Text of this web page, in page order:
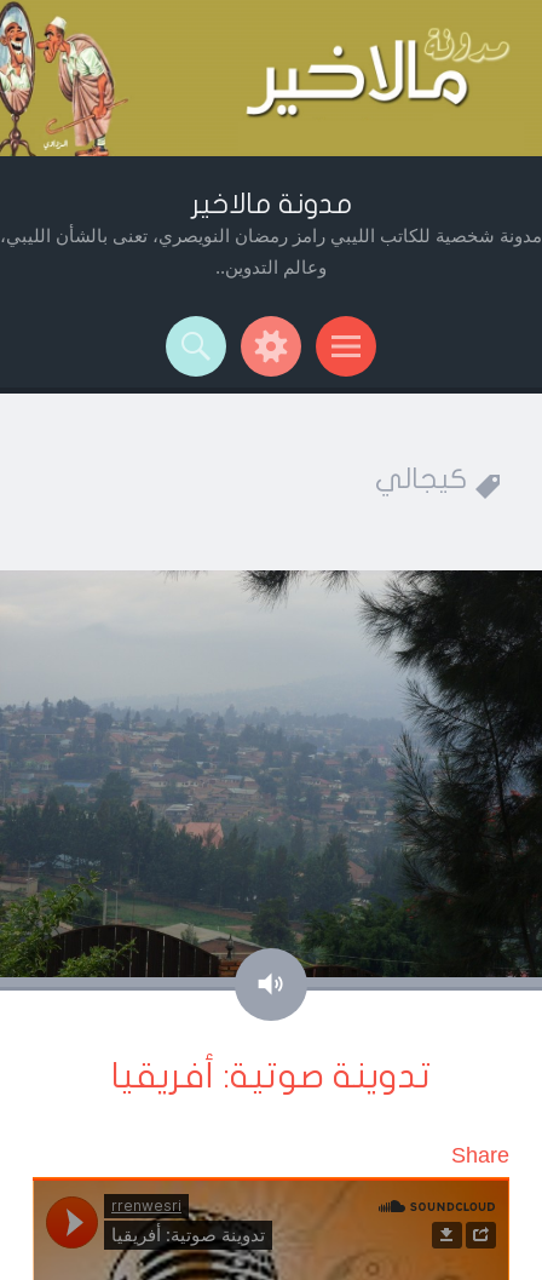
مدونة مالاخير
مدونة شخصية للكاتب الليبي رامز رمضان النويصري، تعنى بالشأن الليبي،
وعالم التدوين..
Menu
Widgets
Search
كيجالي
صوت
تدوينة صوتية: أفريقيا
Share